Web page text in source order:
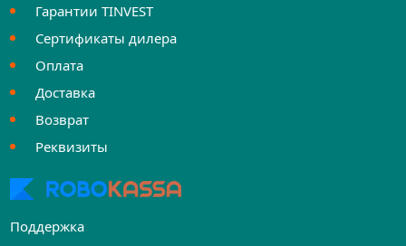
Гарантии TINVEST
Сертификаты дилера
Оплата
Доставка
Возврат
Реквизиты
Поддержка